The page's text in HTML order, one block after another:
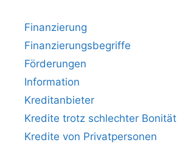
Finanzierung
Finanzierungsbegriffe
Förderungen
Information
Kreditanbieter
Kredite trotz schlechter Bonität
Kredite von Privatpersonen